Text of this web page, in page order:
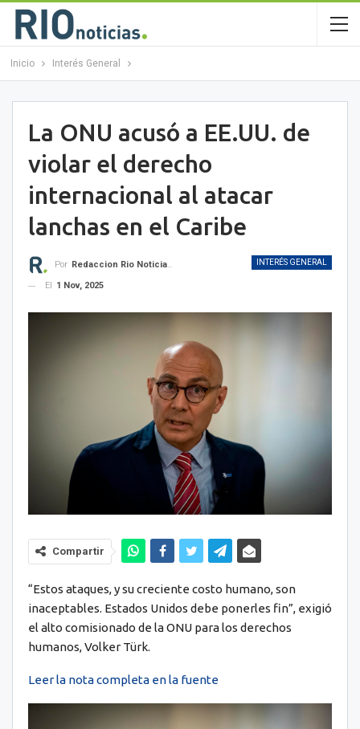
Inicio Interés General
La ONU acusó a EE.UU. de
violar el derecho
internacional al atacar
lanchas en el Caribe
INTERÉS GENERAL
Por Redaccion Rio Noticias OK
El
1 Nov, 2025
Compartir
“Estos ataques, y su creciente costo humano, son
inaceptables. Estados Unidos debe ponerles fin”, exigió
el alto comisionado de la ONU para los derechos
humanos, Volker Türk.
Leer la nota completa en la fuente